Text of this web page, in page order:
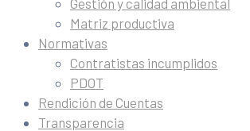
Gestión y calidad ambiental
Matriz productiva
Normativas
Contratistas incumplidos
PDOT
Rendición de Cuentas
Transparencia